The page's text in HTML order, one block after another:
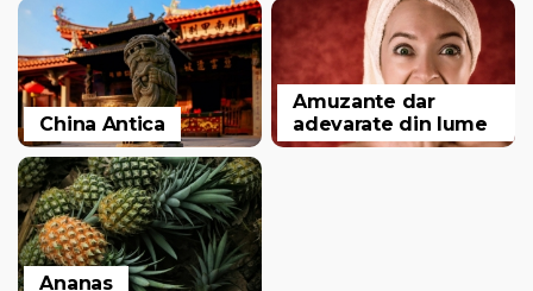
China Antica
Amuzante dar
adevarate din lume
Ananas